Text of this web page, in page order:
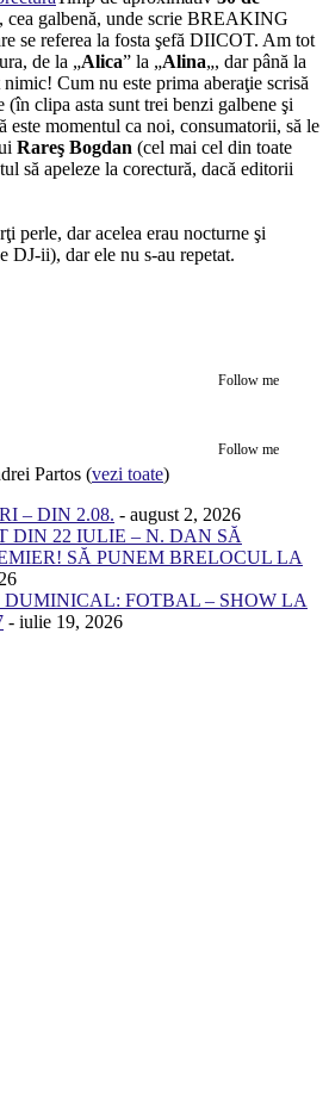
cea galbenă, unde scrie BREAKING
se referea la fosta şefă DIICOT. Am tot
de la „Alica” la „Alina„, dar până la
Cum nu este prima aberaţie scrisă
(în clipa asta sunt trei benzi galbene şi
este momentul ca noi, consumatorii, să le
Rareş Bogdan (cel mai cel din toate
să apeleze la corectură, dacă editorii
perle, dar acelea erau nocturne şi
DJ-ii), dar ele nu s-au repetat.
Follow me
Follow me
Partos (vezi toate)
– DIN 2.08. - august 2, 2026
DIN 22 IULIE – N. DAN SĂ
SĂ PUNEM BRELOCUL LA
FOTBAL – SHOW LA
- iulie 19, 2026